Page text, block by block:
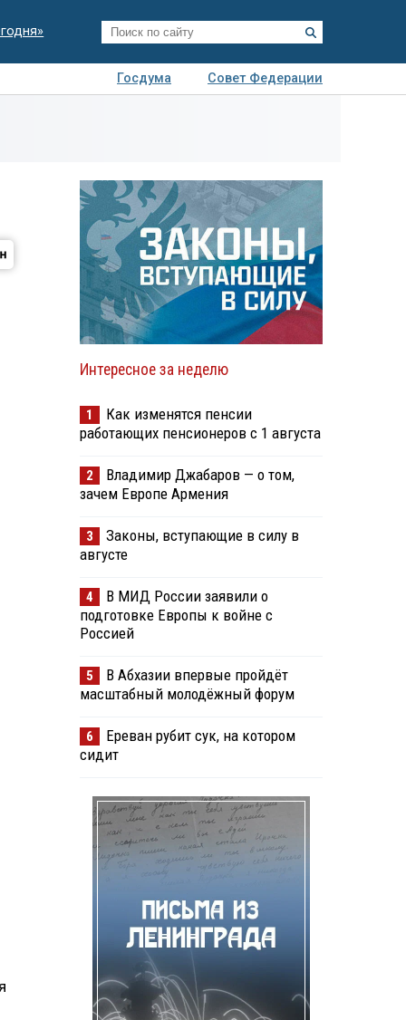
Госдума
Совет Федерации
Интересное за неделю
1
Как изменятся пенсии
работающих пенсионеров с 1 августа
2
Владимир Джабаров — о том,
зачем Европе Армения
3
Законы, вступающие в силу в
августе
4
В МИД России заявили о
подготовке Европы к войне с
Россией
5
В Абхазии впервые пройдёт
масштабный молодёжный форум
6
Ереван рубит сук, на котором
сидит